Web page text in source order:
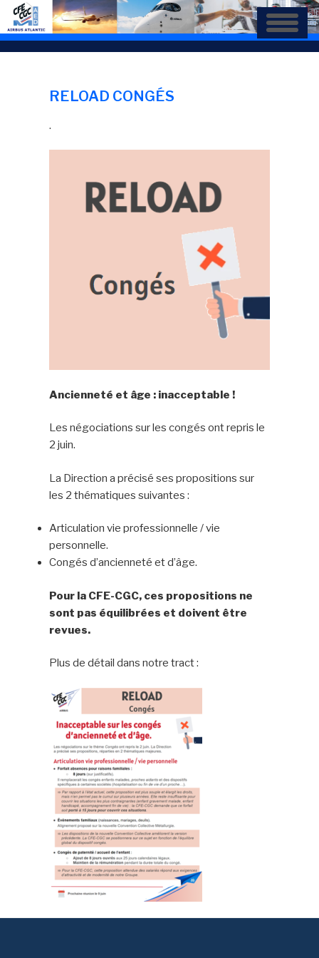
Aller
contenu
RELOAD CONGÉS
.
Ancienneté et âge : inacceptable !
Les négociations sur les congés ont repris le
2 juin.
La Direction a précisé ses propositions sur
les 2 thématiques suivantes :
Articulation vie professionnelle / vie
personnelle.
Congés d’ancienneté et d’âge.
Pour la CFE-CGC, ces propositions ne
sont pas équilibrées et doivent être
revues.
Plus de détail dans notre tract :